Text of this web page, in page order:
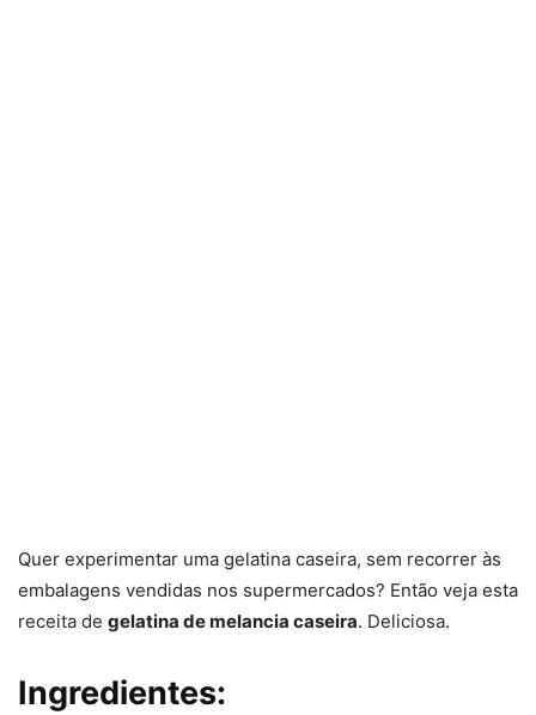
Quer experimentar uma gelatina caseira, sem recorrer às
embalagens vendidas nos supermercados? Então veja esta
receita de gelatina de melancia caseira. Deliciosa.
Ingredientes: